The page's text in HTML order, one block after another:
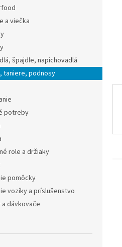
a viečka
špajdle, napichovadlá
taniere, podnosy
potreby
role a držiaky
pomôcky
vozíky a príslušenstvo
dávkovače